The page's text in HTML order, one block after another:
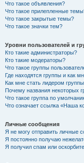
Что такое объявления?
Что такое прилепленные
Что такое закрытые темы?
Что такое значки тем?
Уровни пользователей и
Кто такие администраторы?
Кто такие модераторы?
Что такое группы
Где находятся группы и как
Как мне стать лидером
Почему названия некоторых
Что такое группа по
Что означает ссылка «Наша
Личные сообщения
Я не могу отправить личные
Я постоянно получаю
Я получил спам или